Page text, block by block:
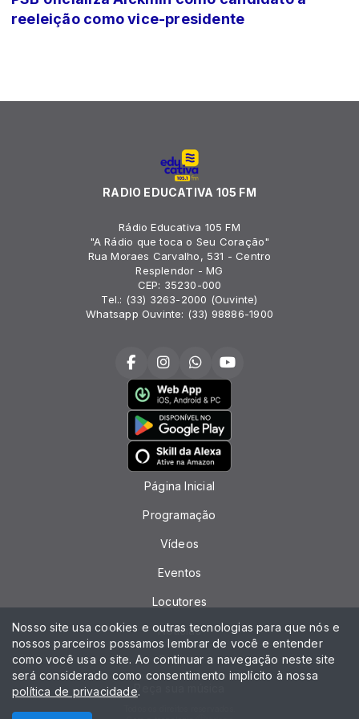
reeleição como vice-presidente
RADIO EDUCATIVA 105 FM
Rádio Educativa 105 FM
"A Rádio que toca o Seu Coração"
Rua Moraes Carvalho, 531 - Centro
Resplendor - MG
CEP: 35230-000
Tel.: (33) 3263-2000 (Ouvinte)
Whatsapp Ouvinte: (33) 98886-1900
Página Inicial
Programação
Vídeos
Eventos
Locutores
Notícias
Contato
Peça sua música
Nosso site usa cookies e outras tecnologias para que nós e
nossos parceiros possamos lembrar de você e entender
como você usa o site. Ao continuar a navegação neste site
será considerado como consentimento implícito à nossa
política de privacidade.